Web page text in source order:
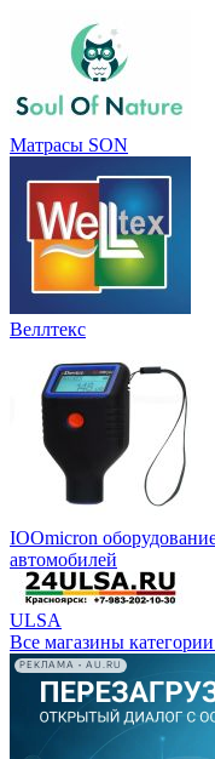
Матрасы SON
Веллтекс
IOOmicron
автомобилей
ULSA
Все магазины
РЕКЛАМА • AU.RU